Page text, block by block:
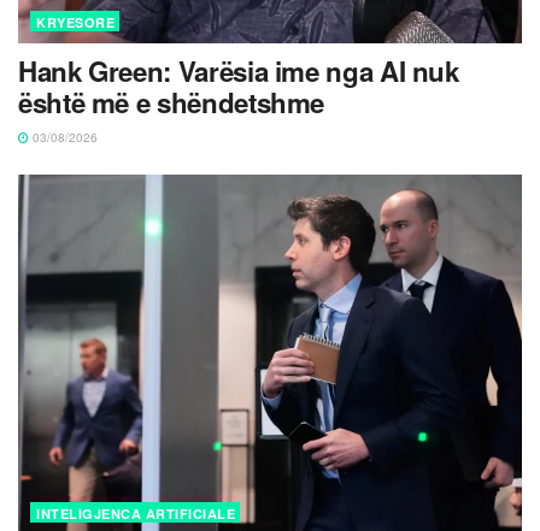
KRYESORE
Hank Green: Varësia ime nga AI nuk
është më e shëndetshme
03/08/2026
INTELIGJENCA ARTIFICIALE